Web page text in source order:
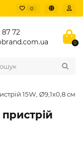
0
72
0
15W, Ø9,1x0,8 см